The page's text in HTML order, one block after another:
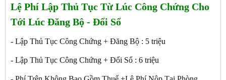
Lệ Phí Lập Thủ Tục Từ Lúc Công Chứng Cho
Tới Lúc Đăng Bộ - Đổi Sổ
- Lập Thủ Tục Công Chứng + Đăng Bộ : 5 triệu
- Lập Thủ Tục Công Chứng + Đổi Sổ : 6 triệu